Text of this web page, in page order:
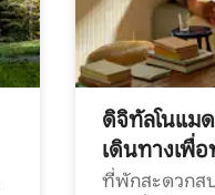
ดิจิทัลโนแม
เดินทางเพื่
ที่พักสะดวกส